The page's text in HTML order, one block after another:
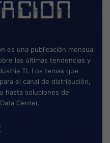
es una publicación mensual
las últimas tendencias y
TI. Los temas que
el canal de distribución,
hasta soluciones de
Center.